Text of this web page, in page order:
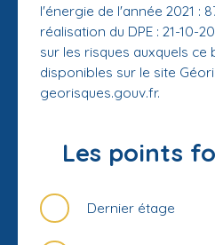
l'énergie de l'année 2021 :
réalisation du DPE : 21-10-
sur les risques auxquels
disponibles sur le site
georisques.gouv.fr.
Les points
Dernier étage